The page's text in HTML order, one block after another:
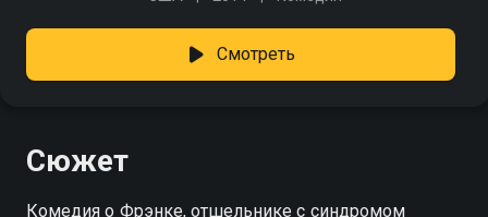
Смотреть
Сюжет
Комедия о Фрэнке, отшельнике с синдромом